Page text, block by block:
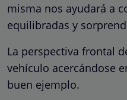
misma nos ayudará a
equilibradas y
La perspectiva frontal
vehículo acercándose
buen ejemplo.